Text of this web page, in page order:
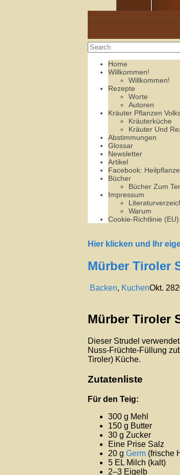
Alte Rezepte online
Home
Willkommen!
Willkommen!
Rezepte
Worte
Autoren
Kräuter Pflanzen
Kräuterküche
Kräuter Und
Abstimmungen
Glossar
Newsletter
Artikel
Facebook:
Bücher
Bücher Zum
Impressum
Warum
Cookie-Richtlinie (EU)
Hier klicken und Ihr
Mürber Tiroler
Backen, KuchenOkt. 28
Mürber Tiroler
Dieser Strudel
Nuss-Früchte-Füllung
Tiroler) Küche.
Zutatenliste
Für den Teig:
300 g Mehl
150 g Butter
30 g Zucker
Eine Prise Salz
20 g Germ (frische
5 EL Milch (kalt)
2–3 Eigelb